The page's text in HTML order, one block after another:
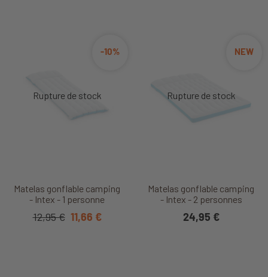
Matelas gonflable camping
- Intex - 1 personne
-10%
12,95 € 11,66 €
Matelas gonflable camping
- Intex - 2 personnes
NEW
24,95 €